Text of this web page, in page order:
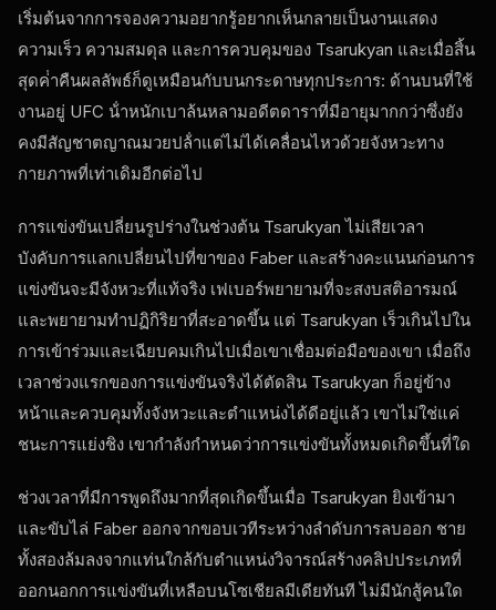
เริ่มต้นจากการจองความอยากรู้อยากเห็นกลายเป็นงานแสดง
ความเร็ว ความสมดุล และการควบคุมของ Tsarukyan และเมื่อสิ้น
สุดค่ําคืนผลลัพธ์ก็ดูเหมือนกับบนกระดาษทุกประการ: ด้านบนที่ใช้
งานอยู่ UFC น้ําหนักเบาล้นหลามอดีตดาราที่มีอายุมากกว่าซึ่งยัง
คงมีสัญชาตญาณมวยปล้ําแต่ไม่ได้เคลื่อนไหวด้วยจังหวะทาง
กายภาพที่เท่าเดิมอีกต่อไป
การแข่งขันเปลี่ยนรูปร่างในช่วงต้น Tsarukyan ไม่เสียเวลา
บังคับการแลกเปลี่ยนไปที่ขาของ Faber และสร้างคะแนนก่อนการ
แข่งขันจะมีจังหวะที่แท้จริง เฟเบอร์พยายามที่จะสงบสติอารมณ์
และพยายามทําปฏิกิริยาที่สะอาดขึ้น แต่ Tsarukyan เร็วเกินไปใน
การเข้าร่วมและเฉียบคมเกินไปเมื่อเขาเชื่อมต่อมือของเขา เมื่อถึง
เวลาช่วงแรกของการแข่งขันจริงได้ตัดสิน Tsarukyan ก็อยู่ข้าง
หน้าและควบคุมทั้งจังหวะและตําแหน่งได้ดีอยู่แล้ว เขาไม่ใช่แค่
ชนะการแย่งชิง เขากําลังกําหนดว่าการแข่งขันทั้งหมดเกิดขึ้นที่ใด
ช่วงเวลาที่มีการพูดถึงมากที่สุดเกิดขึ้นเมื่อ Tsarukyan ยิงเข้ามา
และขับไล่ Faber ออกจากขอบเวทีระหว่างลําดับการลบออก ชาย
ทั้งสองล้มลงจากแท่นใกล้กับตําแหน่งวิจารณ์สร้างคลิปประเภทที่
ออกนอกการแข่งขันที่เหลือบนโซเชียลมีเดียทันที ไม่มีนักสู้คนใด